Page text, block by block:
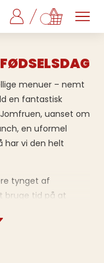
menuer – nemt
en fantastisk
uanset om
en uformel
har vi den helt
tynget af
bruge tid på at
kun leveret